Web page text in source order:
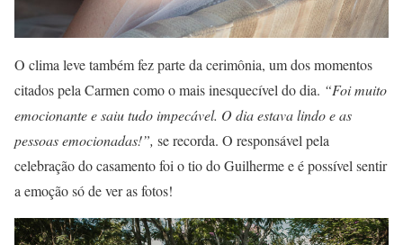
O clima leve também fez parte da cerimônia, um dos momentos
citados pela Carmen como o mais inesquecível do dia. “Foi muito
emocionante e saiu tudo impecável. O dia estava lindo e as
pessoas emocionadas!”, se recorda. O responsável pela
celebração do casamento foi o tio do Guilherme e é possível sentir
a emoção só de ver as fotos!